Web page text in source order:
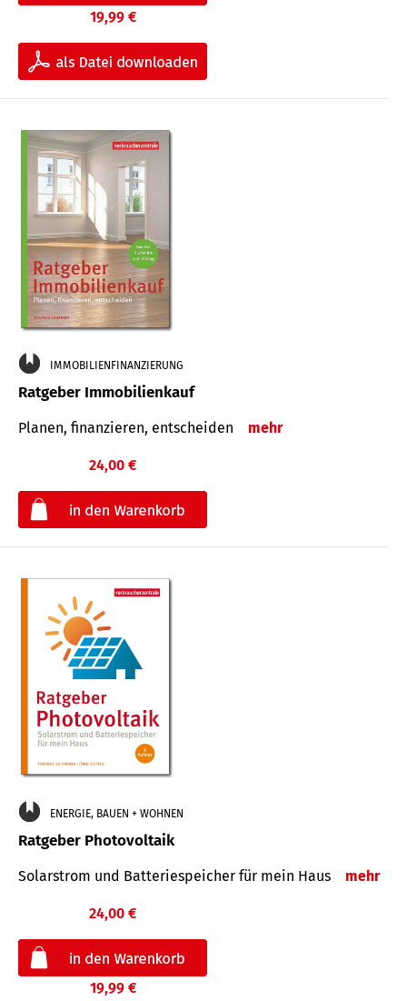
19,99 €
IMMOBILIENFINANZIERUNG
Ratgeber Immobilienkauf
Planen, finanzieren, entscheiden mehr
24,00 €
ENERGIE, BAUEN + WOHNEN
Ratgeber Photovoltaik
Solarstrom und Batteriespeicher für mein Haus mehr
24,00 €
19,99 €